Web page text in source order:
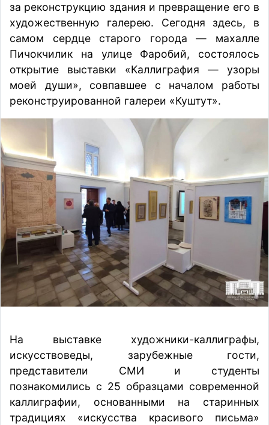
за реконструкцию здания и превращение его в
художественную галерею. Сегодня здесь, в
самом сердце старого города — махалле
Пичокчилик на улице Фаробий, состоялось
открытие выставки «Каллиграфия — узоры
моей души», совпавшее с началом работы
реконструированной галереи «Куштут».
На выставке художники-каллиграфы,
искусствоведы, зарубежные гости,
представители СМИ и студенты
познакомились с 25 образцами современной
каллиграфии, основанными на старинных
традициях «искусства красивого письма»